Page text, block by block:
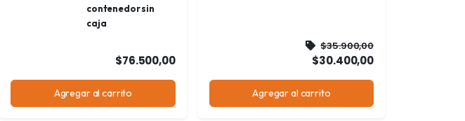
contenedor sin
caja
$76.500,00
Agregar al carrito
$35.900,00
$30.400,00
Agregar al carrito